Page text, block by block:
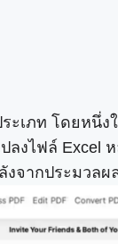
เภท โดยหนึ่
ไฟล์ Excel
จากประมวลผ